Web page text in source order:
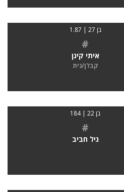
בן 27 | 1.87
#
איתי קינן
קבלן/נית
בן 22 | 184
#
גיל חביב